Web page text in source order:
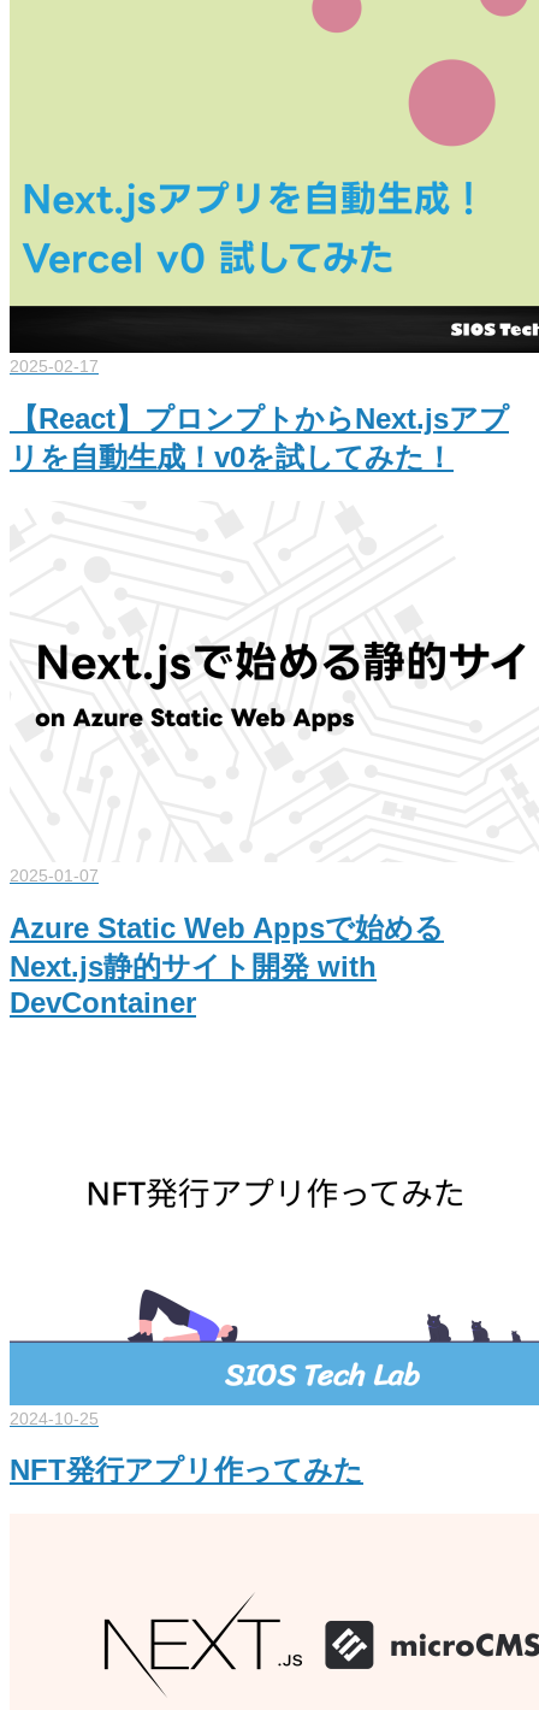
2025-02-17
【React】プロンプトからNext.jsアプ
リを自動生成！v0を試してみた！
2025-01-07
Azure Static Web Appsで始める
Next.js静的サイト開発 with
DevContainer
2024-10-25
NFT発行アプリ作ってみた